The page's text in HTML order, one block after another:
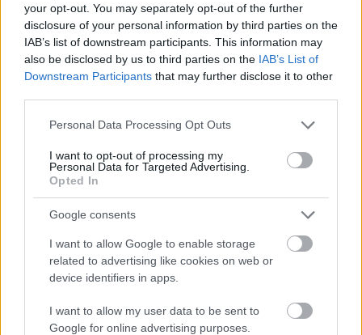
your opt-out. You may separately opt-out of the further
disclosure of your personal information by third parties on the
IAB’s list of downstream participants. This information may
also be disclosed by us to third parties on the IAB’s List of
Downstream Participants that may further disclose it to other
Please note that this website/app uses one or more Google
not limited to your visit or usage behaviour. You may click to
grant or deny consent to Google and its third-party tags to
use your data for below specified purposes in below Google
Personal Data Processing Opt Outs
I want to opt-out of processing my
Personal Data for Targeted Advertising.
Opted In
Google consents
I want to allow Google to enable storage
related to advertising like cookies on web or
device identifiers in apps.
I want to allow my user data to be sent to
Google for online advertising purposes.
Zadnje objave